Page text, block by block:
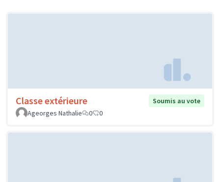
Classe extérieure
Soumis au vote
Ageorges Nathalie
0 0